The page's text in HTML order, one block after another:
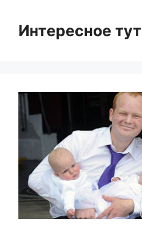
contentИнтересное тут